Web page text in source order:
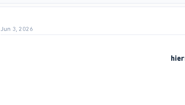
Jun 3, 2026